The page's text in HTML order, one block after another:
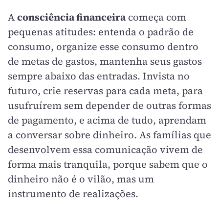
Aconsciência financeiracomeça com
pequenas atitudes: entenda o padrão de
consumo, organize esse consumo dentro
de metas de gastos, mantenha seus gastos
sempre abaixo das entradas. Invista no
futuro, crie reservas para cada meta, para
usufruírem sem depender de outras formas
de pagamento, e acima de tudo, aprendam
a conversar sobre dinheiro. As famílias que
desenvolvem essa comunicação vivem de
forma mais tranquila, porque sabem que o
dinheiro não é o vilão, mas um
instrumento de realizações.